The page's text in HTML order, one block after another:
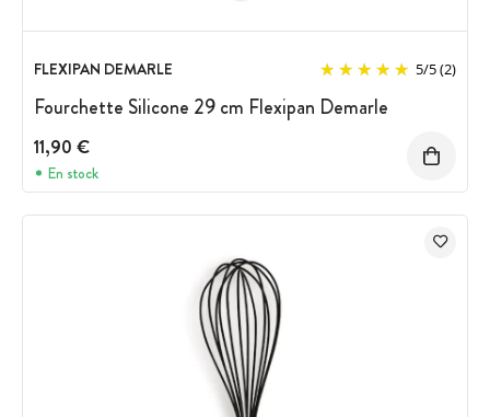
FLEXIPAN DEMARLE 5/5(2)
Fourchette Silicone 29 cm Flexipan Demarle
11,90 €
En stock